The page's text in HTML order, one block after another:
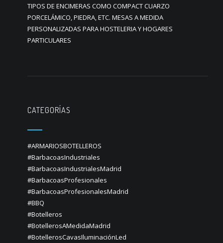
TIPOS DE ENCIMERAS COMO COMPACT CUARZO
PORCELÁMICO, PIEDRA, ETC. MESAS A MEDIDA
PERSONALIZADAS PARA HOSTELERIA Y HOGARES
PARTICULARES
CATEGORÍAS
#ARMARIOSBOTELLEROS
#BarbacoasIndustriales
#BarbacoasIndustrialesMadrid
#BarbacoasProfesionales
#BarbacoasProfesionalesMadrid
#BBQ
#Botelleros
#BotellerosAMedidaMadrid
#BotellerosCavasIluminaciónLed